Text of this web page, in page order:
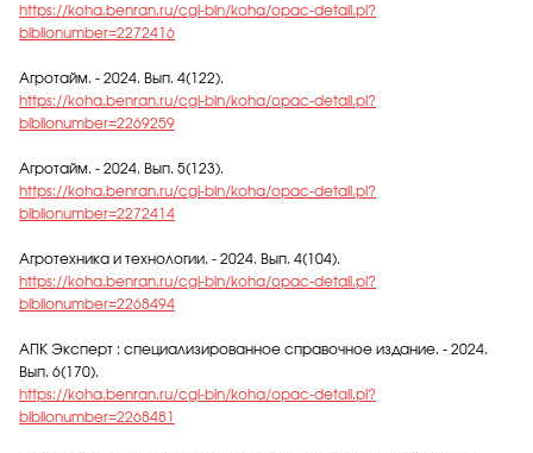
https://koha.benran.ru/cgi-bin/koha/opac-detail.pl?
biblionumber=2272416
Агротайм. - 2024. Вып. 4(122).
https://koha.benran.ru/cgi-bin/koha/opac-detail.pl?
biblionumber=2269259
Агротайм. - 2024. Вып. 5(123).
https://koha.benran.ru/cgi-bin/koha/opac-detail.pl?
biblionumber=2272414
Агротехника и технологии. - 2024. Вып. 4(104).
https://koha.benran.ru/cgi-bin/koha/opac-detail.pl?
biblionumber=2268494
АПК Эксперт : специализированное справочное издание. - 2024.
Вып. 6(170).
https://koha.benran.ru/cgi-bin/koha/opac-detail.pl?
biblionumber=2268481